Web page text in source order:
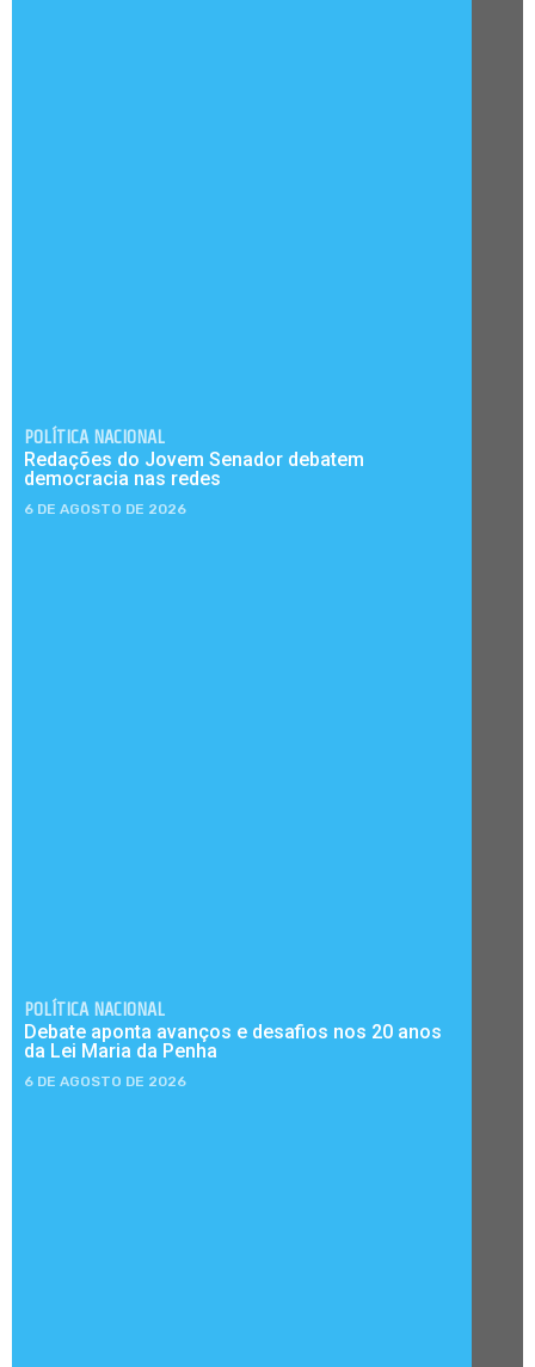
POLÍTICA NACIONAL
Redações do Jovem Senador debatem
democracia nas redes
6 DE AGOSTO DE 2026
POLÍTICA NACIONAL
Debate aponta avanços e desafios nos 20 anos
da Lei Maria da Penha
6 DE AGOSTO DE 2026